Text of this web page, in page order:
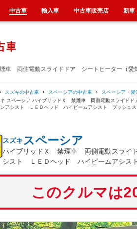
車 両側電動スライドドア シートヒーター（愛
スズキの中古車 スペーシアの中古車 スペーシア・
キ スペーシア ハイブリッドＸ 禁煙車 両側電動スライド
ンアシスト ＬＥＤヘッド ハイビームアシスト プッシュ
スズキスペーシア
ハイブリッドＸ 禁煙車 両側電動スライ
シスト ＬＥＤヘッド ハイビームアシス
このクルマは
中古車 輸入車 中古車販売店 新車